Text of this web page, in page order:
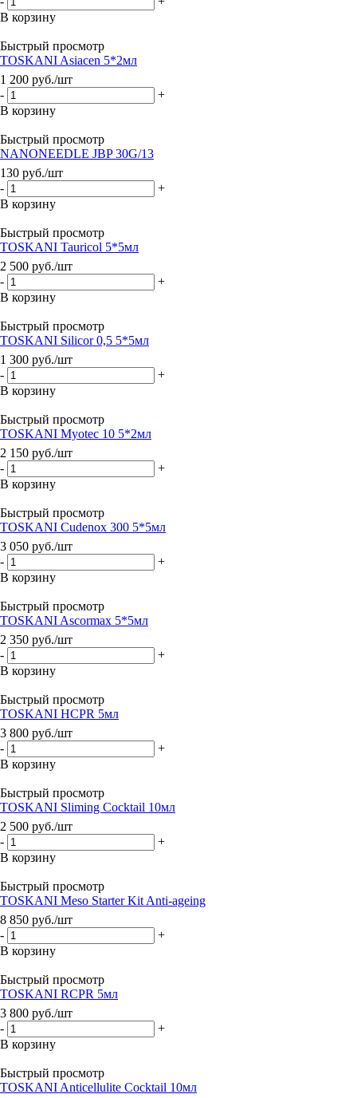
В корзину
Быстрый просмотр
TOSKANI Asiacen 5*2мл
1 200 руб./шт
-
+
В корзину
Быстрый просмотр
NANONEEDLE JBP 30G/13
130 руб./шт
-
+
В корзину
Быстрый просмотр
TOSKANI Tauricol 5*5мл
2 500 руб./шт
-
+
В корзину
Быстрый просмотр
TOSKANI Silicor 0,5 5*5мл
1 300 руб./шт
-
+
В корзину
Быстрый просмотр
TOSKANI Myotec 10 5*2мл
2 150 руб./шт
-
+
В корзину
Быстрый просмотр
TOSKANI Cudenox 300 5*5мл
3 050 руб./шт
-
+
В корзину
Быстрый просмотр
TOSKANI Ascormax 5*5мл
2 350 руб./шт
-
+
В корзину
Быстрый просмотр
TOSKANI HCPR 5мл
3 800 руб./шт
-
+
В корзину
Быстрый просмотр
TOSKANI Sliming Cocktail 10мл
2 500 руб./шт
-
+
В корзину
Быстрый просмотр
TOSKANI Meso Starter Kit Anti-ageing
8 850 руб./шт
-
+
В корзину
Быстрый просмотр
TOSKANI RCPR 5мл
3 800 руб./шт
-
+
В корзину
Быстрый просмотр
TOSKANI Anticellulite Cocktail 10мл